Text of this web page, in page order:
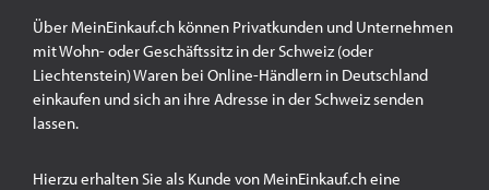
Über MeinEinkauf.ch können Privatkunden und Unternehmen
mit Wohn- oder Geschäftssitz in der Schweiz (oder
Liechtenstein) Waren bei Online-Händlern in Deutschland
einkaufen und sich an ihre Adresse in der Schweiz senden
lassen.
Hierzu erhalten Sie als Kunde von MeinEinkauf.ch eine